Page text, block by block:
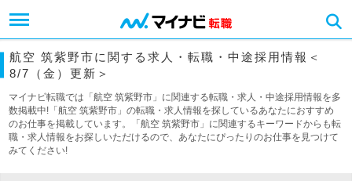
航空 筑紫野市に関する求人・転職・中途採用情報＜
8/7（金）更新＞
マイナビ転職では「航空 筑紫野市」に関連する転職・求人・中途採用情報を多
数掲載中!「航空 筑紫野市」の転職・求人情報を探しているあなたにおすすめ
のお仕事を掲載しています。「航空 筑紫野市」に関連するキーワードからも転
職・求人情報をお探しいただけるので、あなたにぴったりのお仕事を見つけて
みてください!